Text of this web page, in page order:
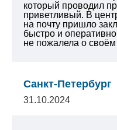
который проводил
приветливый. В
на почту пришло
быстро и
не пожалела о
Санкт-Петербург
31.10.2024